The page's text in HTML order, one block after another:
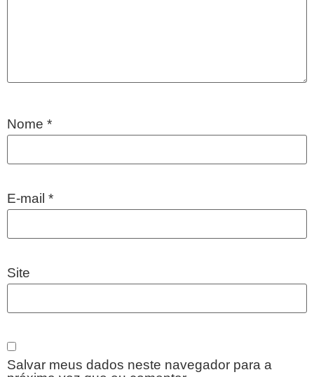
Nome *
E-mail *
Site
Salvar meus dados neste navegador para a